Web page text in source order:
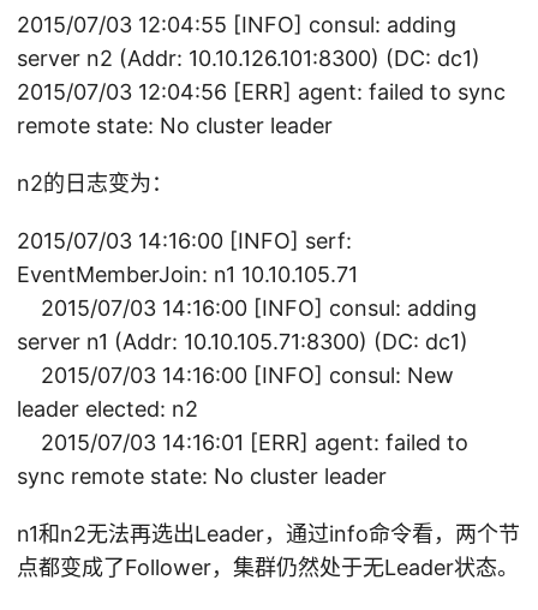
2015/07/03 12:04:55 [INFO] consul: adding
server n2 (Addr: 10.10.126.101:8300) (DC: dc1)
2015/07/03 12:04:56 [ERR] agent: failed to sync
remote state: No cluster leader
n2的日志变为：
2015/07/03 14:16:00 [INFO] serf:
EventMemberJoin: n1 10.10.105.71
2015/07/03 14:16:00 [INFO] consul: adding
server n1 (Addr: 10.10.105.71:8300) (DC: dc1)
2015/07/03 14:16:00 [INFO] consul: New
leader elected: n2
2015/07/03 14:16:01 [ERR] agent: failed to
sync remote state: No cluster leader
n1和n2无法再选出Leader，通过info命令看，两个节
点都变成了Follower，集群仍然处于无Leader状态。